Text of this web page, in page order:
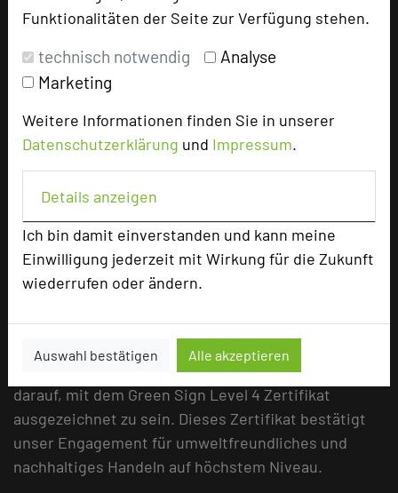
Funktionalitäten der Seite zur Verfügung stehen.
technisch notwendig
Analyse
Marketing
Weitere Informationen finden Sie in unserer
Datenschutzerklärung und Impressum.
Details anzeigen
Ich bin damit einverstanden und kann meine
Einwilligung jederzeit mit Wirkung für die Zukunft
wiederrufen oder ändern.
Auswahl bestätigen Alle akzeptieren
Ihr sucht den idealen Ort für eure Weihnachtsfeier?
Im Parkhotel Landau findet ihr genau das Richtige!
In unserer Brasserie Wein & Dein erwartet euch ein
festliches Weihnachtsessen – wahlweise à la carte
oder als exklusives Menü, perfekt für Gruppen bis zu
14 Personen.
Zertifizierte Nachhaltigkeit
21.08.2024
Nachhaltigkeit und Komfort müssen sich nicht
ausschließen – im Gegenteil! Im Parkhotel Landau
kannst Du beides perfekt verbinden. Wir sind stolz
darauf, mit dem Green Sign Level 4 Zertifikat
ausgezeichnet zu sein. Dieses Zertifikat bestätigt
unser Engagement für umweltfreundliches und
nachhaltiges Handeln auf höchstem Niveau.